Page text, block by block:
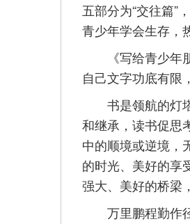
五部分为“交往篇”
青少年学会生存，
《写给青少年朋
自己文字功底有限
书是领航的灯塔
和继承，读书促思
中的顺境或逆境，
的时光、美好的享
强大、美好的桥梁
万里鹏程勤作